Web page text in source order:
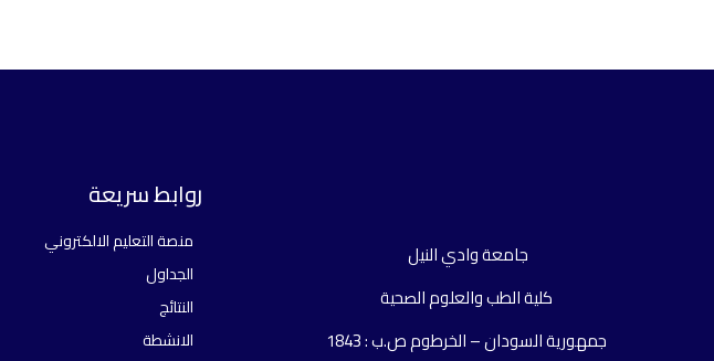
جامعة وادي النيل
كلية الطب والعلوم الصحية
جمهورية السودان – الخرطوم ص.ب : 1843
روابط سريعة
منصة التعليم الالكتروني
الجداول
النتائج
الانشطة